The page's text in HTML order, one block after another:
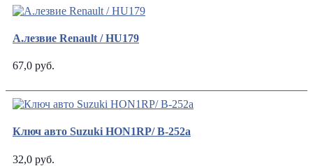
А.лезвие Renault / HU179
67,0 руб.
Ключ авто Suzuki HON1RP/ В-252a
32,0 руб.